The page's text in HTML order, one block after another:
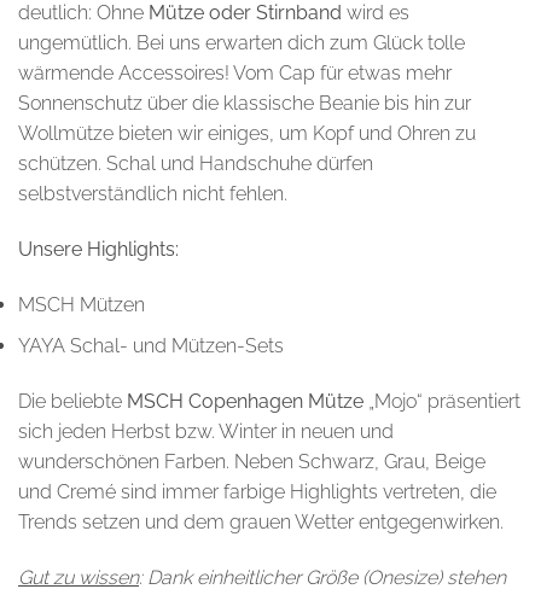
deutlich: Ohne Mütze oder Stirnband wird es
ungemütlich. Bei uns erwarten dich zum Glück tolle
wärmende Accessoires! Vom Cap für etwas mehr
Sonnenschutz über die klassische Beanie bis hin zur
Wollmütze bieten wir einiges, um Kopf und Ohren zu
schützen. Schal und Handschuhe dürfen
selbstverständlich nicht fehlen.
Unsere Highlights:
MSCH Mützen
YAYA Schal- und Mützen-Sets
Die beliebte MSCH Copenhagen Mütze „Mojo“ präsentiert
sich jeden Herbst bzw. Winter in neuen und
wunderschönen Farben. Neben Schwarz, Grau, Beige
und Cremé sind immer farbige Highlights vertreten, die
Trends setzen und dem grauen Wetter entgegenwirken.
Gut zu wissen: Dank einheitlicher Größe (Onesize) stehen